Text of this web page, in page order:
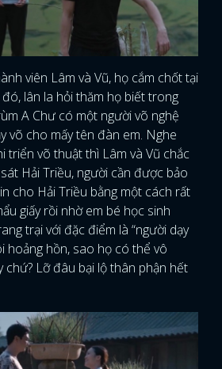
viên Lâm và Vũ, họ cắm chốt tại
lân la hỏi thăm họ biết trong
A Chư có một người võ nghệ
võ cho mấy tên đàn em. Nghe
triển võ thuật thì Lâm và Vũ chắc
Hải Triều, người cần được bảo
cho Hải Triều bằng một cách rất
giấy rồi nhờ em bé học sinh
trại với đặc điểm là “người dạy
hoảng hồn, sao họ có thể vô
chứ? Lỡ đâu bại lộ thân phận hết